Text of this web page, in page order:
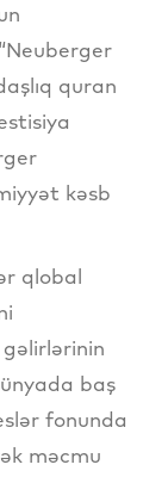
quran
kəsb
qlobal
baş
fonunda
məcmu